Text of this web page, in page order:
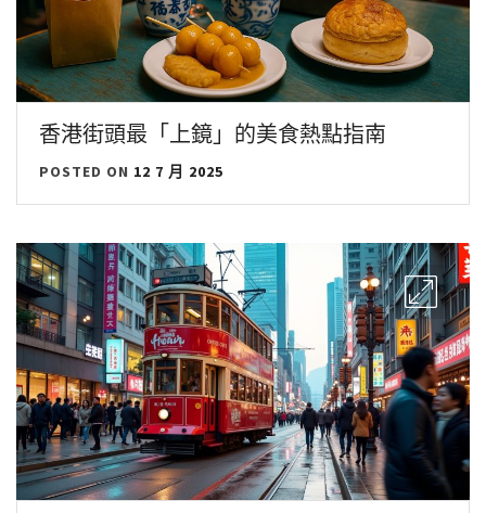
香港街頭最「上鏡」的美食熱點指南
POSTED ON 12 7 月 2025